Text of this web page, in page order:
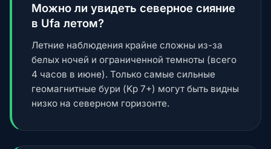
Можно ли увидеть северное сияние
в Ufa летом?
Летние наблюдения крайне сложны из-за
белых ночей и ограниченной темноты (всего
4 часов в июне). Только самые сильные
геомагнитные бури (Kp 7+) могут быть видны
низко на северном горизонте.